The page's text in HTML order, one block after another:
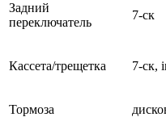
Задний
переключатель
7-ск
Кассета/трещетка 7-ск,
Тормоза